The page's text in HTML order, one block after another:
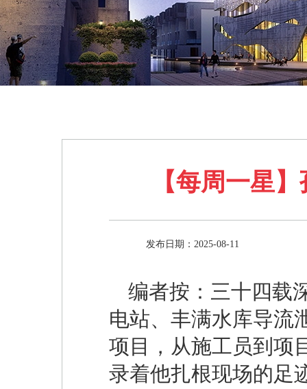
【每周一星
发布日期：2025-08-11
编者按：三十四载
电站、丰满水库导流
项目，从施工员到项
录着他扎根现场的足